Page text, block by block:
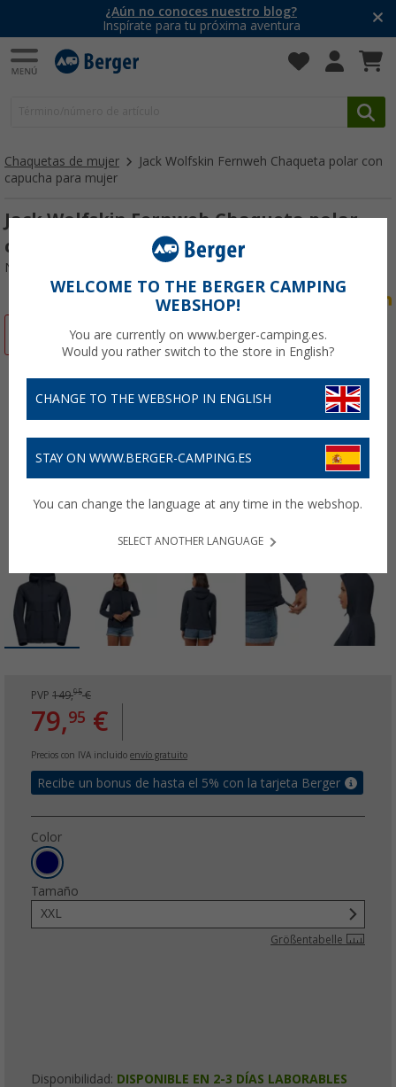
¿Aún no conoces nuestro blog?
Inspírate para tu próxima aventura
Chaquetas de mujer
Jack Wolfskin Fernweh Chaqueta polar con
capucha para mujer
Jack Wolfskin Fernweh Chaqueta polar
con capucha para mujer
Nº de artículo 613459XXL
PVP 149,95€
79,95 €
Precios con IVA incluido envío gratuito
Recibe un bonus de hasta el 5% con la tarjeta Berger
Color
Tamaño
XXL
Größentabelle
Disponibilidad: DISPONIBLE EN 2-3 DÍAS LABORABLES
WELCOME TO THE BERGER CAMPING
WEBSHOP!
You are currently on www.berger-camping.es.
Would you rather switch to the store in English?
CHANGE TO THE WEBSHOP IN ENGLISH
STAY ON WWW.BERGER-CAMPING.ES
You can change the language at any time in the webshop.
SELECT ANOTHER LANGUAGE